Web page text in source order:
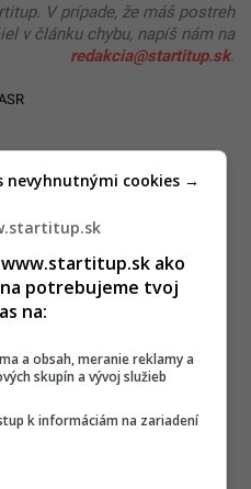
V prípade, že máš postreh
v článku chybu, napíš nám na
redakcia@startitup.sk.
,moslimovia
ako
potrebujeme tvoj
na:
a obsah, meranie reklamy a
skupín a vývoj služieb
k informáciám na zariadení
nevyhnutnými cookies →